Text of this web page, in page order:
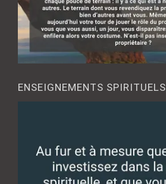
ENSEIGNEMENTS SPIRITUELS